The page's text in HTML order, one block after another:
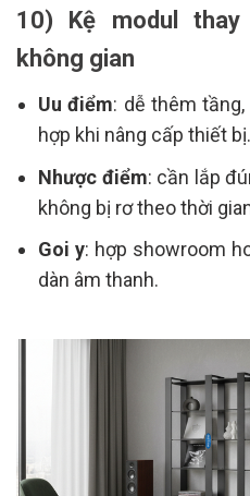
10) Kệ modul
không gian
Uu điểm: dễ thêm
hợp khi nâng cấp thiết bị.
Nhược điểm: cần lắp
không bị rơ theo thời
Goi y: hợp showroom
dàn âm thanh.